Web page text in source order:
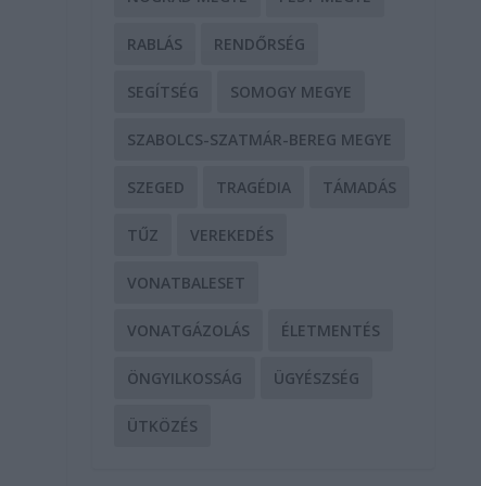
RABLÁS RENDŐRSÉG
SEGÍTSÉG SOMOGY MEGYE
SZABOLCS-SZATMÁR-BEREG MEGYE
SZEGED TRAGÉDIA TÁMADÁS
TŰZ VEREKEDÉS
VONATBALESET
VONATGÁZOLÁS ÉLETMENTÉS
ÖNGYILKOSSÁG ÜGYÉSZSÉG
ÜTKÖZÉS